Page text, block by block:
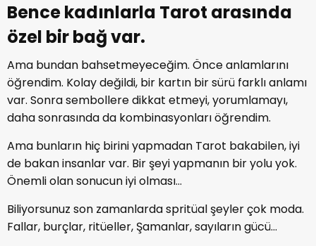
Bence kadınlarla Tarot arasında
özel bir bağ var.
Ama bundan bahsetmeyeceğim. Önce anlamlarını
öğrendim. Kolay değildi, bir kartın bir sürü farklı anlamı
var. Sonra sembollere dikkat etmeyi, yorumlamayı,
daha sonrasında da kombinasyonları öğrendim.
Ama bunların hiç birini yapmadan Tarot bakabilen, iyi
de bakan insanlar var. Bir şeyi yapmanın bir yolu yok.
Önemli olan sonucun iyi olması…
Biliyorsunuz son zamanlarda spritüal şeyler çok moda.
Fallar, burçlar, ritüeller, Şamanlar, sayıların gücü…